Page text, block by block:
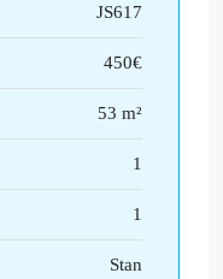
JS617
450€
53 m²
1
1
Stan